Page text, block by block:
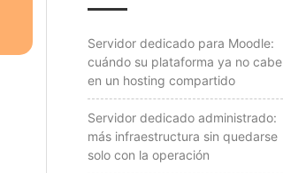
Servidor dedicado para Moodle:
cuándo su plataforma ya no cabe
en un hosting compartido
Servidor dedicado administrado:
más infraestructura sin quedarse
solo con la operación